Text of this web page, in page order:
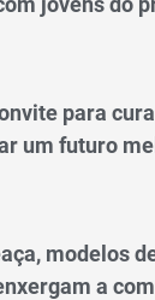
para
um futuro
modelos
a